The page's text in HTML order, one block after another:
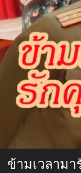
ข้ามเวลาม